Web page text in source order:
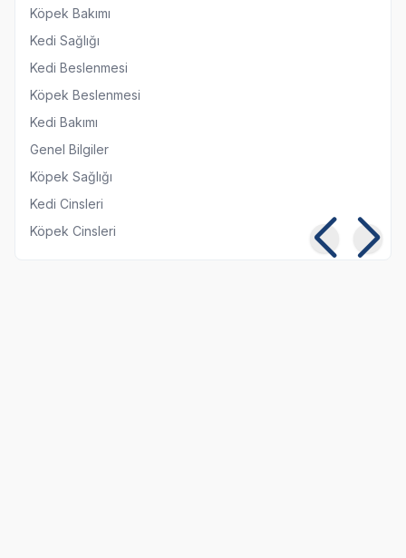
Köpek Bakımı
Kedi Sağlığı
Kedi Beslenmesi
Köpek Beslenmesi
Kedi Bakımı
Genel Bilgiler
Köpek Sağlığı
Kedi Cinsleri
Köpek Cinsleri